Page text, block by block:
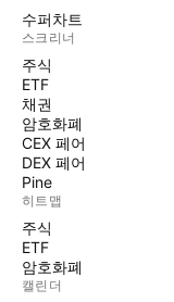
수퍼차트
스크리너
주식
ETF
채권
암호화폐
CEX 페어
DEX 페어
Pine
히트맵
주식
ETF
암호화폐
캘린더